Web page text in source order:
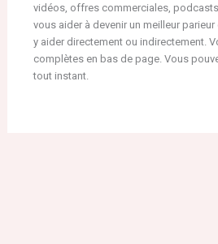
vidéos, offres commerciales,
vous aider à devenir un meilleur
y aider directement ou indirectement.
complètes en bas de page. Vous
tout instant.